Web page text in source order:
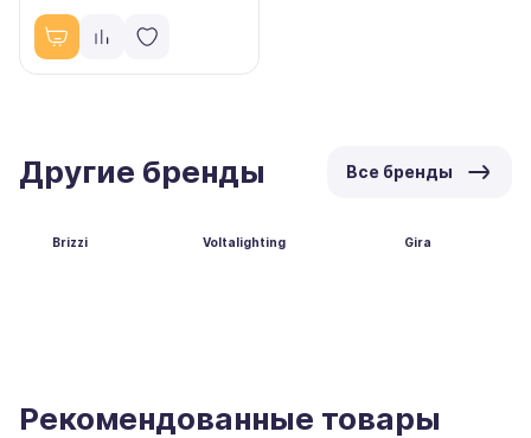
Другие бренды Все бренды
Brizzi Voltalighting Gira
Рекомендованные товары